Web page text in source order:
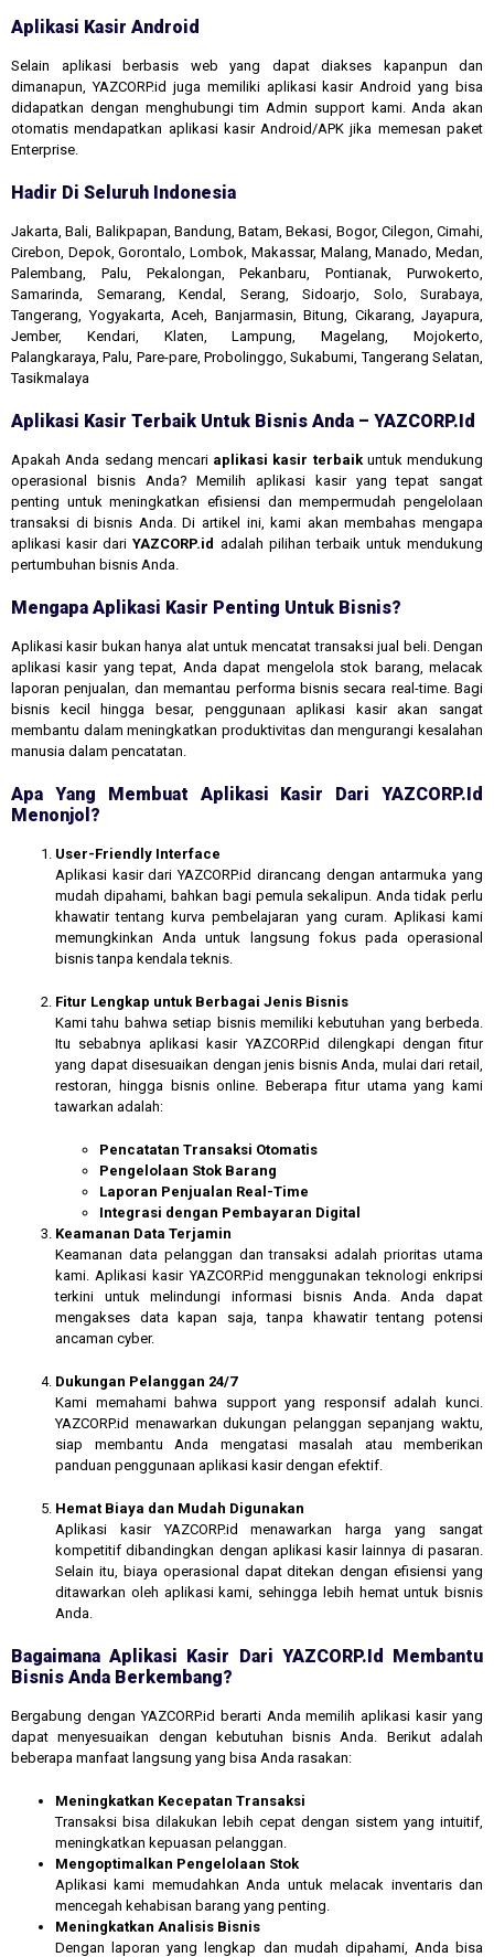
Aplikasi Kasir Android
Selain aplikasi berbasis web yang dapat diakses kapanpun dan
dimanapun, YAZCORP.id juga memiliki aplikasi kasir Android yang bisa
didapatkan dengan menghubungi tim Admin support kami. Anda akan
otomatis mendapatkan aplikasi kasir Android/APK jika memesan paket
Enterprise.
Hadir Di Seluruh Indonesia
Jakarta, Bali, Balikpapan, Bandung, Batam, Bekasi, Bogor, Cilegon, Cimahi,
Cirebon, Depok, Gorontalo, Lombok, Makassar, Malang, Manado, Medan,
Palembang, Palu, Pekalongan, Pekanbaru, Pontianak, Purwokerto,
Samarinda, Semarang, Kendal, Serang, Sidoarjo, Solo, Surabaya,
Tangerang, Yogyakarta, Aceh, Banjarmasin, Bitung, Cikarang, Jayapura,
Jember, Kendari, Klaten, Lampung, Magelang, Mojokerto,
Palangkaraya, Palu, Pare-pare, Probolinggo, Sukabumi, Tangerang Selatan,
Tasikmalaya
Aplikasi Kasir Terbaik Untuk Bisnis Anda – YAZCORP.id
Apakah Anda sedang mencari aplikasi kasir terbaikuntuk mendukung
operasional bisnis Anda? Memilih aplikasi kasir yang tepat sangat
penting untuk meningkatkan efisiensi dan mempermudah pengelolaan
transaksi di bisnis Anda. Di artikel ini, kami akan membahas mengapa
aplikasi kasir dariYAZCORP.id adalah pilihan terbaik untuk mendukung
pertumbuhan bisnis Anda.
Mengapa Aplikasi Kasir Penting Untuk Bisnis?
Aplikasi kasir bukan hanya alat untuk mencatat transaksi jual beli. Dengan
aplikasi kasir yang tepat, Anda dapat mengelola stok barang, melacak
laporan penjualan, dan memantau performa bisnis secara real-time. Bagi
bisnis kecil hingga besar, penggunaan aplikasi kasir akan sangat
membantu dalam meningkatkan produktivitas dan mengurangi kesalahan
manusia dalam pencatatan.
Apa Yang Membuat Aplikasi Kasir Dari YAZCORP.id
Menonjol?
User-Friendly Interface
Aplikasi kasir dari YAZCORP.id dirancang dengan antarmuka yang
mudah dipahami, bahkan bagi pemula sekalipun. Anda tidak perlu
khawatir tentang kurva pembelajaran yang curam. Aplikasi kami
memungkinkan Anda untuk langsung fokus pada operasional
bisnis tanpa kendala teknis.
Fitur Lengkap untuk Berbagai Jenis Bisnis
Kami tahu bahwa setiap bisnis memiliki kebutuhan yang berbeda.
Itu sebabnya aplikasi kasir YAZCORP.id dilengkapi dengan fitur
yang dapat disesuaikan dengan jenis bisnis Anda, mulai dari retail,
restoran, hingga bisnis online. Beberapa fitur utama yang kami
tawarkan adalah:
Pencatatan Transaksi Otomatis
Pengelolaan Stok Barang
Laporan Penjualan Real-Time
Integrasi dengan Pembayaran Digital
Keamanan Data Terjamin
Keamanan data pelanggan dan transaksi adalah prioritas utama
kami. Aplikasi kasir YAZCORP.id menggunakan teknologi enkripsi
terkini untuk melindungi informasi bisnis Anda. Anda dapat
mengakses data kapan saja, tanpa khawatir tentang potensi
ancaman cyber.
Dukungan Pelanggan 24/7
Kami memahami bahwa support yang responsif adalah kunci.
YAZCORP.id menawarkan dukungan pelanggan sepanjang waktu,
siap membantu Anda mengatasi masalah atau memberikan
panduan penggunaan aplikasi kasir dengan efektif.
Hemat Biaya dan Mudah Digunakan
Aplikasi kasir YAZCORP.id menawarkan harga yang sangat
kompetitif dibandingkan dengan aplikasi kasir lainnya di pasaran.
Selain itu, biaya operasional dapat ditekan dengan efisiensi yang
ditawarkan oleh aplikasi kami, sehingga lebih hemat untuk bisnis
Anda.
Bagaimana Aplikasi Kasir Dari YAZCORP.id Membantu
Bisnis Anda Berkembang?
Bergabung dengan YAZCORP.id berarti Anda memilih aplikasi kasir yang
dapat menyesuaikan dengan kebutuhan bisnis Anda. Berikut adalah
beberapa manfaat langsung yang bisa Anda rasakan:
Meningkatkan Kecepatan Transaksi
Transaksi bisa dilakukan lebih cepat dengan sistem yang intuitif,
meningkatkan kepuasan pelanggan.
Mengoptimalkan Pengelolaan Stok
Aplikasi kami memudahkan Anda untuk melacak inventaris dan
mencegah kehabisan barang yang penting.
Meningkatkan Analisis Bisnis
Dengan laporan yang lengkap dan mudah dipahami, Anda bisa